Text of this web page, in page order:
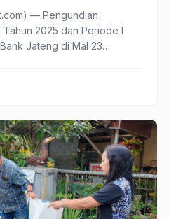
— Pengundian
Tahun 2025 dan Periode I
Jateng di Mal 23